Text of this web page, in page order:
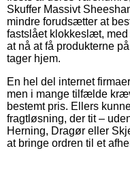
Skuffer Massivt
mindre forudsætter at
fastslået klokkeslæt, med
at nå at få produkterne
tager hjem.
En hel del internet
men i mange tilfælde
bestemt pris. Ellers
fragtløsning, der tit –
Herning, Dragør eller
at bringe ordren til et